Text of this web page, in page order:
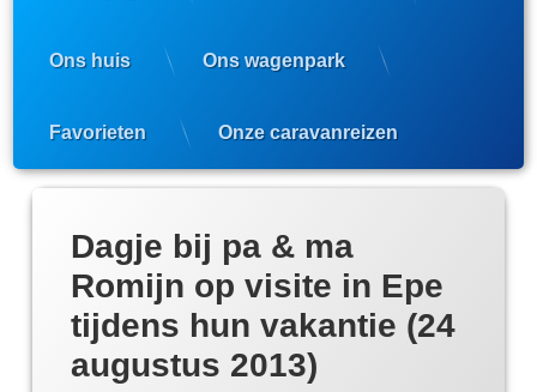
Ons huis Ons wagenpark
Favorieten Onze caravanreizen
Dagje bij pa & ma
Romijn op visite in Epe
tijdens hun vakantie (24
augustus 2013)